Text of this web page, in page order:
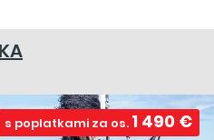
s poplatkami za os. 1 490 €